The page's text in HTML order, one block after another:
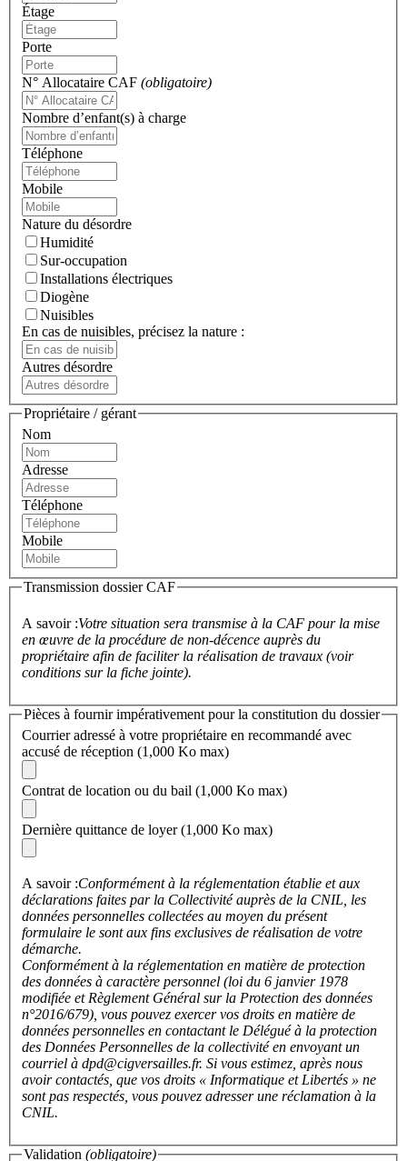
Étage
Porte
N° Allocataire CAF (obligatoire)
Nombre d’enfant(s) à charge
Téléphone
Mobile
Nature du désordre
Humidité
Sur-occupation
Installations électriques
Diogène
Nuisibles
En cas de nuisibles, précisez la nature :
Autres désordre
Propriétaire / gérant
Nom
Adresse
Téléphone
Mobile
Transmission dossier CAF
A savoir :Votre situation sera transmise à la CAF pour la mise
en œuvre de la procédure de non-décence auprès du
propriétaire afin de faciliter la réalisation de travaux (voir
conditions sur la fiche jointe).
Pièces à fournir impérativement pour la constitution du dossier
Courrier adressé à votre propriétaire en recommandé avec
accusé de réception (1,000 Ko max)
Contrat de location ou du bail (1,000 Ko max)
Dernière quittance de loyer(1,000 Ko max)
A savoir :Conformément à la réglementation établie et aux
déclarations faites par la Collectivité auprès de la CNIL, les
données personnelles collectées au moyen du présent
formulaire le sont aux fins exclusives de réalisation de votre
démarche.
Conformément à la réglementation en matière de protection
des données à caractère personnel (loi du 6 janvier 1978
modifiée et Règlement Général sur la Protection des données
n°2016/679), vous pouvez exercer vos droits en matière de
données personnelles en contactant le Délégué à la protection
des Données Personnelles de la collectivité en envoyant un
courriel à dpd@cigversailles.fr. Si vous estimez, après nous
avoir contactés, que vos droits « Informatique et Libertés » ne
sont pas respectés, vous pouvez adresser une réclamation à la
CNIL.
Validation (obligatoire)